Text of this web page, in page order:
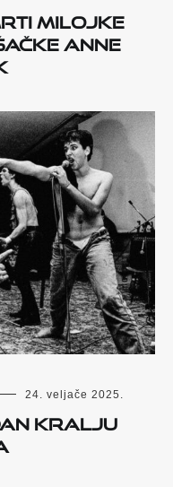
Milojke
Anne
24. veljače 2025.
Kralju